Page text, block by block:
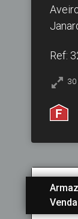
Ref:
30
Venda